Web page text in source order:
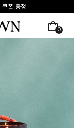
쿠폰 증정
0